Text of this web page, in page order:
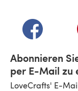
(öffnet sich
Abonnieren
per E-Mail zu
LoveCrafts' E-